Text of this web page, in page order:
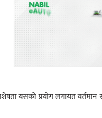
यसको प्रयोग लगायत वर्तमान